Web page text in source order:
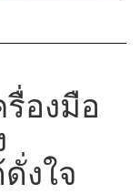
องมือ
งใจ